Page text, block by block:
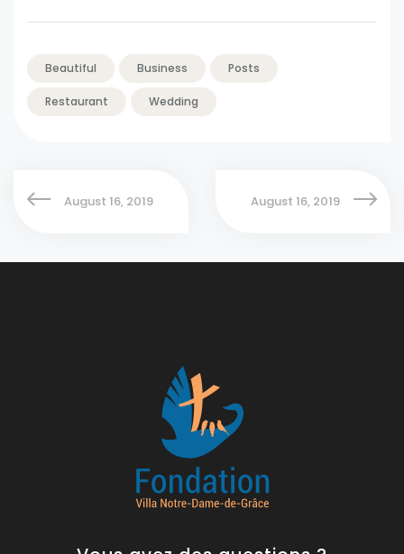
Beautiful Business Posts
Restaurant Wedding
August 16, 2019 August 16, 2019